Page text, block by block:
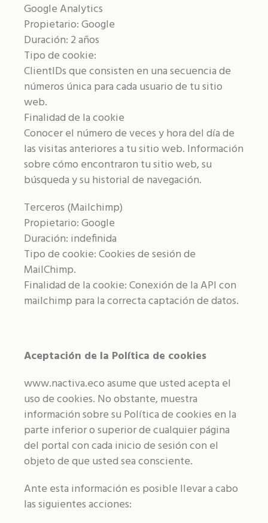
Google Analytics
Propietario: Google
Duración: 2 años
Tipo de cookie:
ClientIDs que consisten en una secuencia de
números única para cada usuario de tu sitio
web.
Finalidad de la cookie
Conocer el número de veces y hora del día de
las visitas anteriores a tu sitio web. Información
sobre cómo encontraron tu sitio web, su
búsqueda y su historial de navegación.
Terceros (Mailchimp)
Propietario: Google
Duración: indefinida
Tipo de cookie: Cookies de sesión de
MailChimp.
Finalidad de la cookie: Conexión de la API con
mailchimp para la correcta captación de datos.
Aceptación de la Política de cookies
www.nactiva.eco asume que usted acepta el
uso de cookies. No obstante, muestra
información sobre su Política de cookies en la
parte inferior o superior de cualquier página
del portal con cada inicio de sesión con el
objeto de que usted sea consciente.
Ante esta información es posible llevar a cabo
las siguientes acciones: